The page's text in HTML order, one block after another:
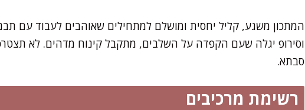
המתכון משגע, קליל יחסית ומושלם למתחילים שאוהבים לעבוד עם
וסירופ יגלה שעם הקפדה על השלבים, מתקבל קינוח מדהים. לא
סבתא.
רשימת מרכיבים